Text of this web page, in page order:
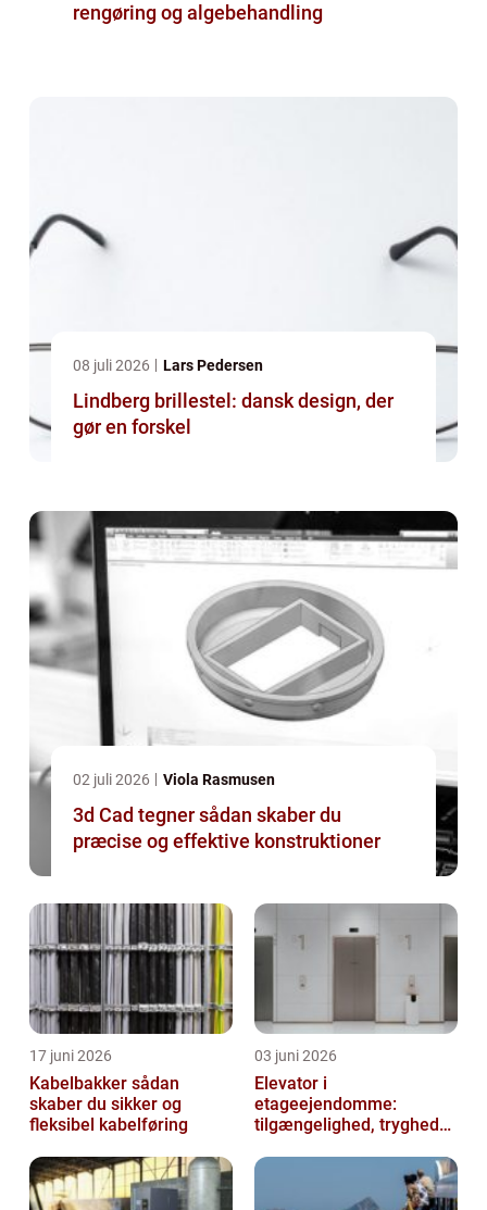
rengøring og algebehandling
08 juli 2026 Lars Pedersen
Lindberg brillestel: dansk design, der
gør en forskel
02 juli 2026 Viola Rasmusen
3d Cad tegner sådan skaber du
præcise og effektive konstruktioner
17 juni 2026
Kabelbakker sådan
skaber du sikker og
fleksibel kabelføring
03 juni 2026
Elevator i
etageejendomme:
tilgængelighed, tryghed